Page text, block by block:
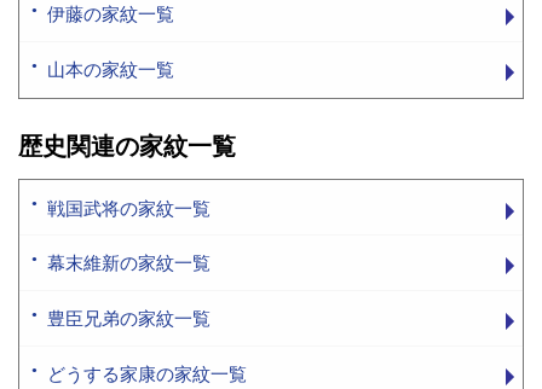
伊藤の家紋一覧
山本の家紋一覧
歴史関連の家紋一覧
戦国武将の家紋一覧
幕末維新の家紋一覧
豊臣兄弟の家紋一覧
どうする家康の家紋一覧